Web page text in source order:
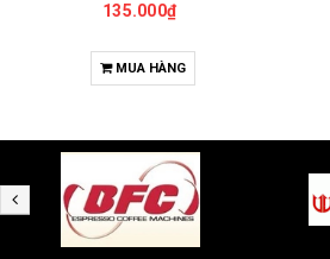
135.000₫
MUA HÀNG